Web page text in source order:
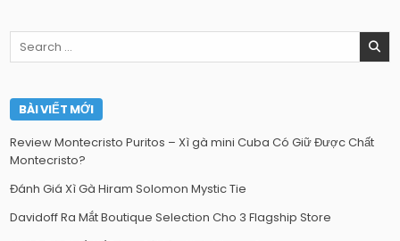
Search
BÀI VIẾT MỚI
Review Montecristo Puritos – Xì gà mini Cuba Có Giữ Được Chất
Montecristo?
Đánh Giá Xì Gà Hiram Solomon Mystic Tie
Davidoff Ra Mắt Boutique Selection Cho 3 Flagship Store